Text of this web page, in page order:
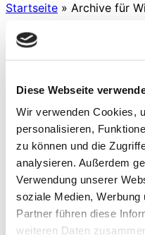
Diese Webseite
Wir verwenden Cookies,
personalisieren,
zu können und die
analysieren. Außerdem
Verwendung unserer
soziale Medien, Werbung
Partner führen diese
weiteren Daten
Startseite » Archive für
und Myoreflextherapie. Sie
sowie Shareholderin und
International AB. Außerdem
DHB Beachhandball